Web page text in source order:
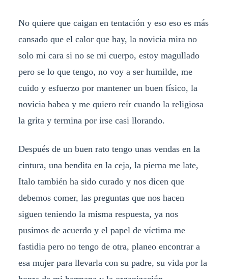
No quiere que caigan en tentación y eso eso es más
cansado que el calor que hay, la novicia mira no
solo mi cara si no se mi cuerpo, estoy magullado
pero se lo que tengo, no voy a ser humilde, me
cuido y esfuerzo por mantener un buen físico, la
novicia babea y me quiero reír cuando la religiosa
la grita y termina por irse casi llorando.
Después de un buen rato tengo unas vendas en la
cintura, una bendita en la ceja, la pierna me late,
Italo también ha sido curado y nos dicen que
debemos comer, las preguntas que nos hacen
siguen teniendo la misma respuesta, ya nos
pusimos de acuerdo y el papel de víctima me
fastidia pero no tengo de otra, planeo encontrar a
esa mujer para llevarla con su padre, su vida por la